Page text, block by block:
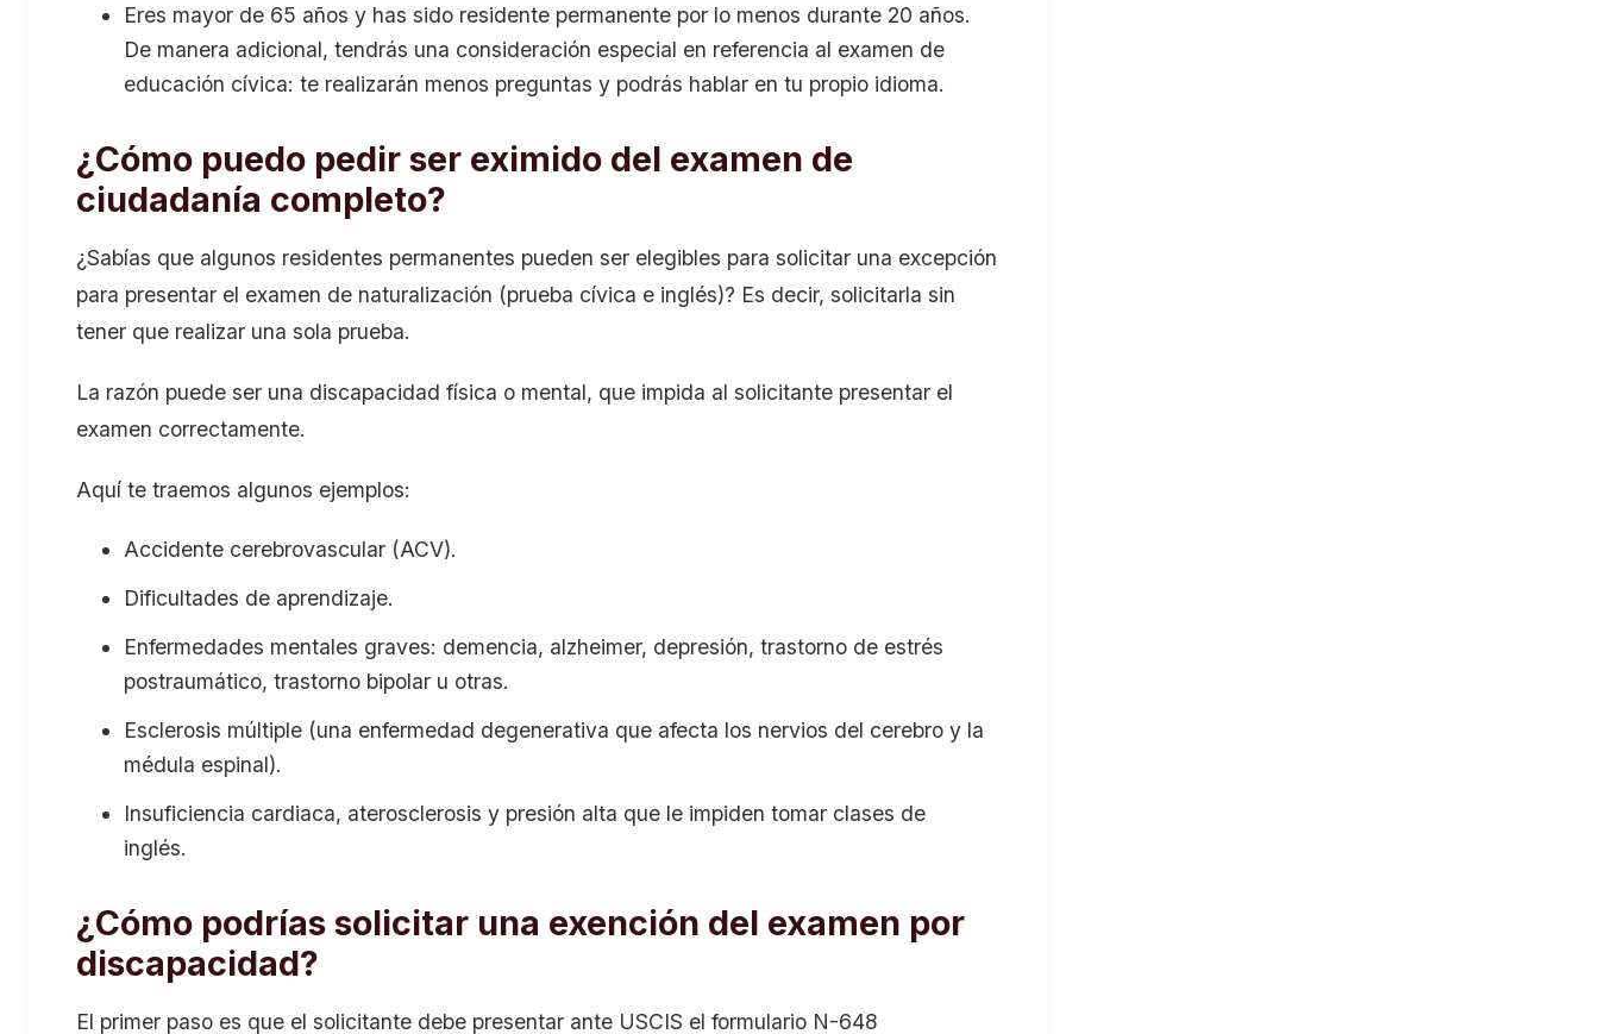
Eres mayor de 65 años y has sido residente permanente por lo menos durante 20 años.
De manera adicional, tendrás una consideración especial en referencia al examen de
educación cívica: te realizarán menos preguntas y podrás hablar en tu propio idioma.
¿Cómo puedo pedir ser eximido del examen de
ciudadanía completo?
¿Sabías que algunos residentes permanentes pueden ser elegibles para solicitar una excepción
para presentar el examen de naturalización (prueba cívica e inglés)? Es decir, solicitarla sin
tener que realizar una sola prueba.
La razón puede ser una discapacidad física o mental, que impida al solicitante presentar el
examen correctamente.
Aquí te traemos algunos ejemplos:
Accidente cerebrovascular (ACV).
Dificultades de aprendizaje.
Enfermedades mentales graves: demencia, alzheimer, depresión, trastorno de estrés
postraumático, trastorno bipolar u otras.
Esclerosis múltiple (una enfermedad degenerativa que afecta los nervios del cerebro y la
médula espinal).
Insuficiencia cardiaca, aterosclerosis y presión alta que le impiden tomar clases de
inglés.
¿Cómo podrías solicitar una exención del examen por
discapacidad?
El primer paso es que el solicitante debe presentar ante USCIS el formulario N-648